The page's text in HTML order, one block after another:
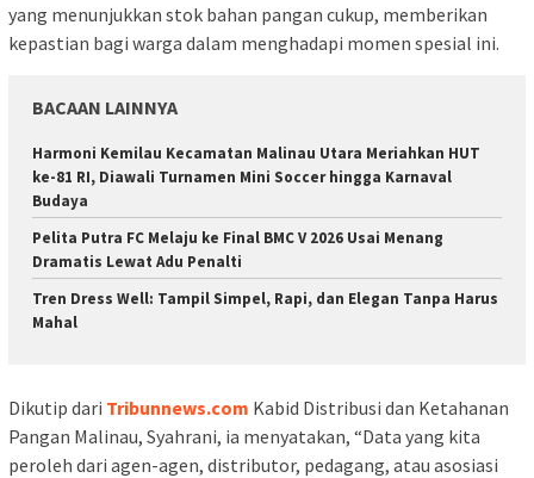
yang menunjukkan stok bahan pangan cukup, memberikan
kepastian bagi warga dalam menghadapi momen spesial ini.
BACAAN LAINNYA
Harmoni Kemilau Kecamatan Malinau Utara Meriahkan HUT
ke-81 RI, Diawali Turnamen Mini Soccer hingga Karnaval
Budaya
Pelita Putra FC Melaju ke Final BMC V 2026 Usai Menang
Dramatis Lewat Adu Penalti
Tren Dress Well: Tampil Simpel, Rapi, dan Elegan Tanpa Harus
Mahal
Dikutip dari Tribunnews.com Kabid Distribusi dan Ketahanan
Pangan Malinau, Syahrani, ia menyatakan, “Data yang kita
peroleh dari agen-agen, distributor, pedagang, atau asosiasi